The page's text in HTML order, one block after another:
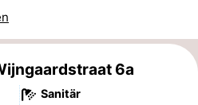
6a
Sanitär